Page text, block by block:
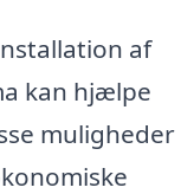
af
kan hjælpe
muligheder